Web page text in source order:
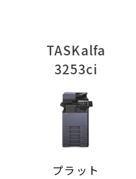
TASKalfa
3253ci
プラット